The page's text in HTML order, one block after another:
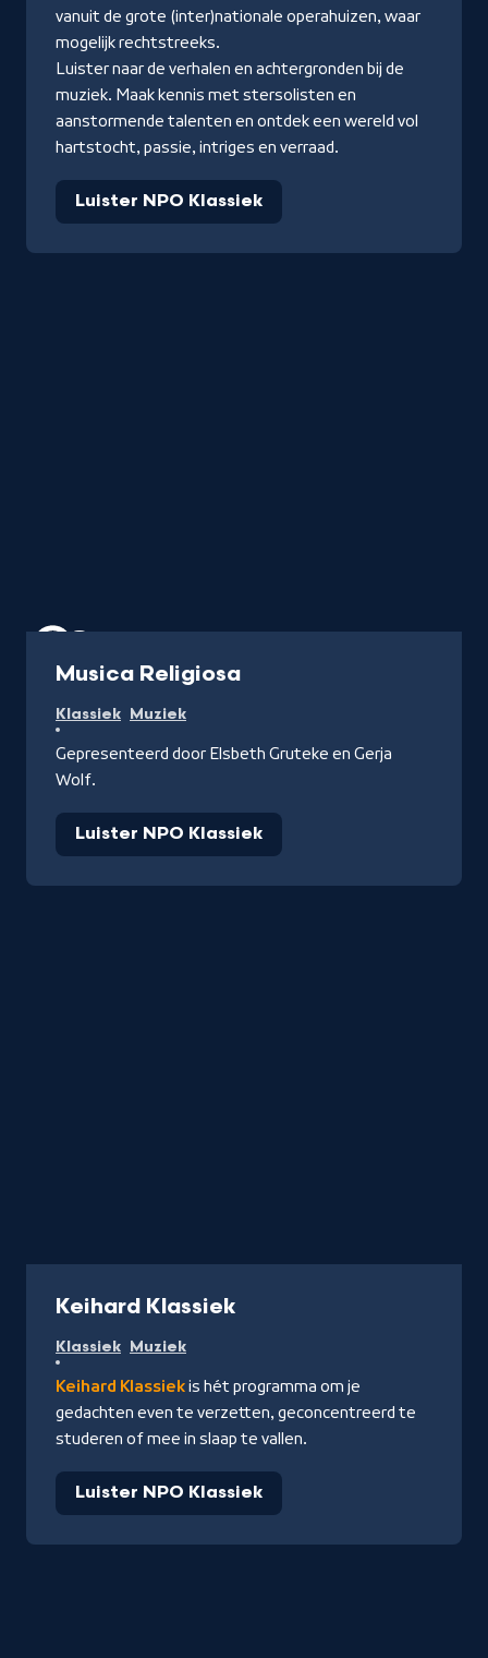
vanuit de grote (inter)nationale operahuizen, waar
mogelijk rechtstreeks.
Luister naar de verhalen en achtergronden bij de
muziek. Maak kennis met stersolisten en
aanstormende talenten en ontdek een wereld vol
hartstocht, passie, intriges en verraad.
Luister NPO Klassiek
Musica Religiosa
Klassiek Muziek
Gepresenteerd door Elsbeth Gruteke en Gerja
Wolf.
Luister NPO Klassiek
Keihard Klassiek
Klassiek Muziek
Keihard Klassiekis hét programma om je
gedachten even te verzetten, geconcentreerd te
studeren of mee in slaap te vallen.
Luister NPO Klassiek